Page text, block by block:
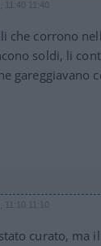
11:40 11:40
che corrono
soldi, li
gareggiavano
11:10 11:10
curato, ma